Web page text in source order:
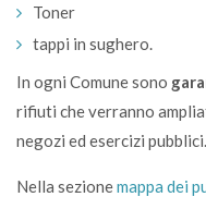
Toner
tappi in sughero.
In ogni Comune sono
rifiuti che verranno
negozi ed esercizi pubblici.
Nella sezionemappa dei